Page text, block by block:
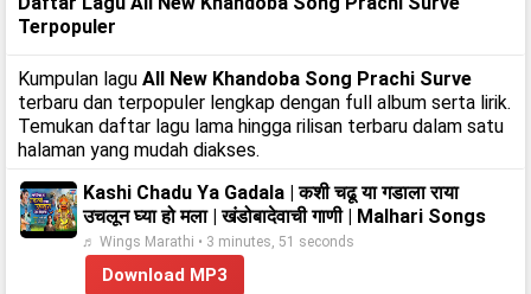
Terpopuler
Kumpulan lagu All New Khandoba Song Prachi Surve
terbaru dan terpopuler lengkap dengan full album serta lirik.
Temukan daftar lagu lama hingga rilisan terbaru dalam satu
halaman yang mudah diakses.
Kashi Chadu Ya Gadala | कशी चढू या गडाला राया
उचलून घ्या हो मला | खंडोबादेवाची गाणी | Malhari Songs
♬ Wings Marathi • 3 minutes, 51 seconds
Download MP3